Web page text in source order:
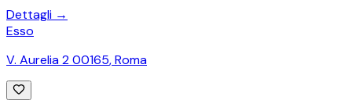
Dettagli →
Esso
V. Aurelia 2 00165,Roma